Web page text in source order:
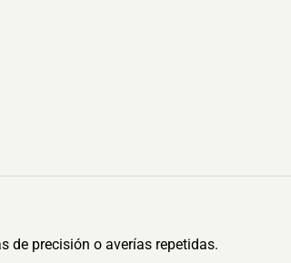
de precisión o averías repetidas.